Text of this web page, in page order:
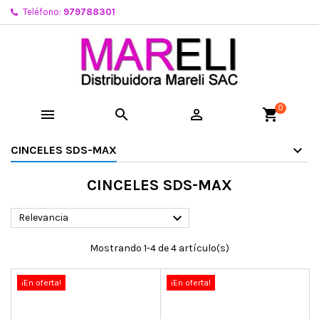
Teléfono: 979788301
   shopping_cart0
CINCELES SDS-MAX
CINCELES SDS-MAX
Relevancia 
Mostrando 1-4 de 4 artículo(s)
¡En oferta! ¡En oferta!